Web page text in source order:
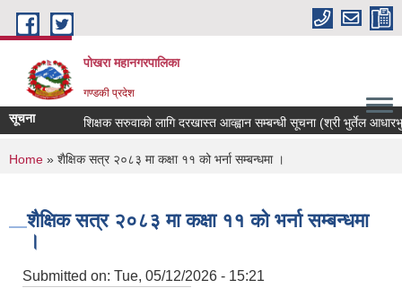
Skip to main content
पोखरा महानगरपालिका
गण्डकी प्रदेश
सूचना शिक्षक सरुवाको लागि दरखास्त आव्ह्वान सम्बन्धी सूचना (श्री भुर्तेल आधारभुत
You are here
Home » शैक्षिक सत्र २०८३ मा कक्षा ११ को भर्ना सम्बन्धमा ।
शैक्षिक सत्र २०८३ मा कक्षा ११ को भर्ना सम्बन्धमा
।
Submitted on: Tue, 05/12/2026 - 15:21